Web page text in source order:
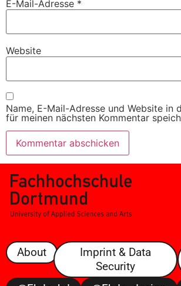
E-Mail-Adresse *
Website
Name, E-Mail-Adresse und Website in
für meinen nächsten Kommentar
About
Imprint & Data
Security